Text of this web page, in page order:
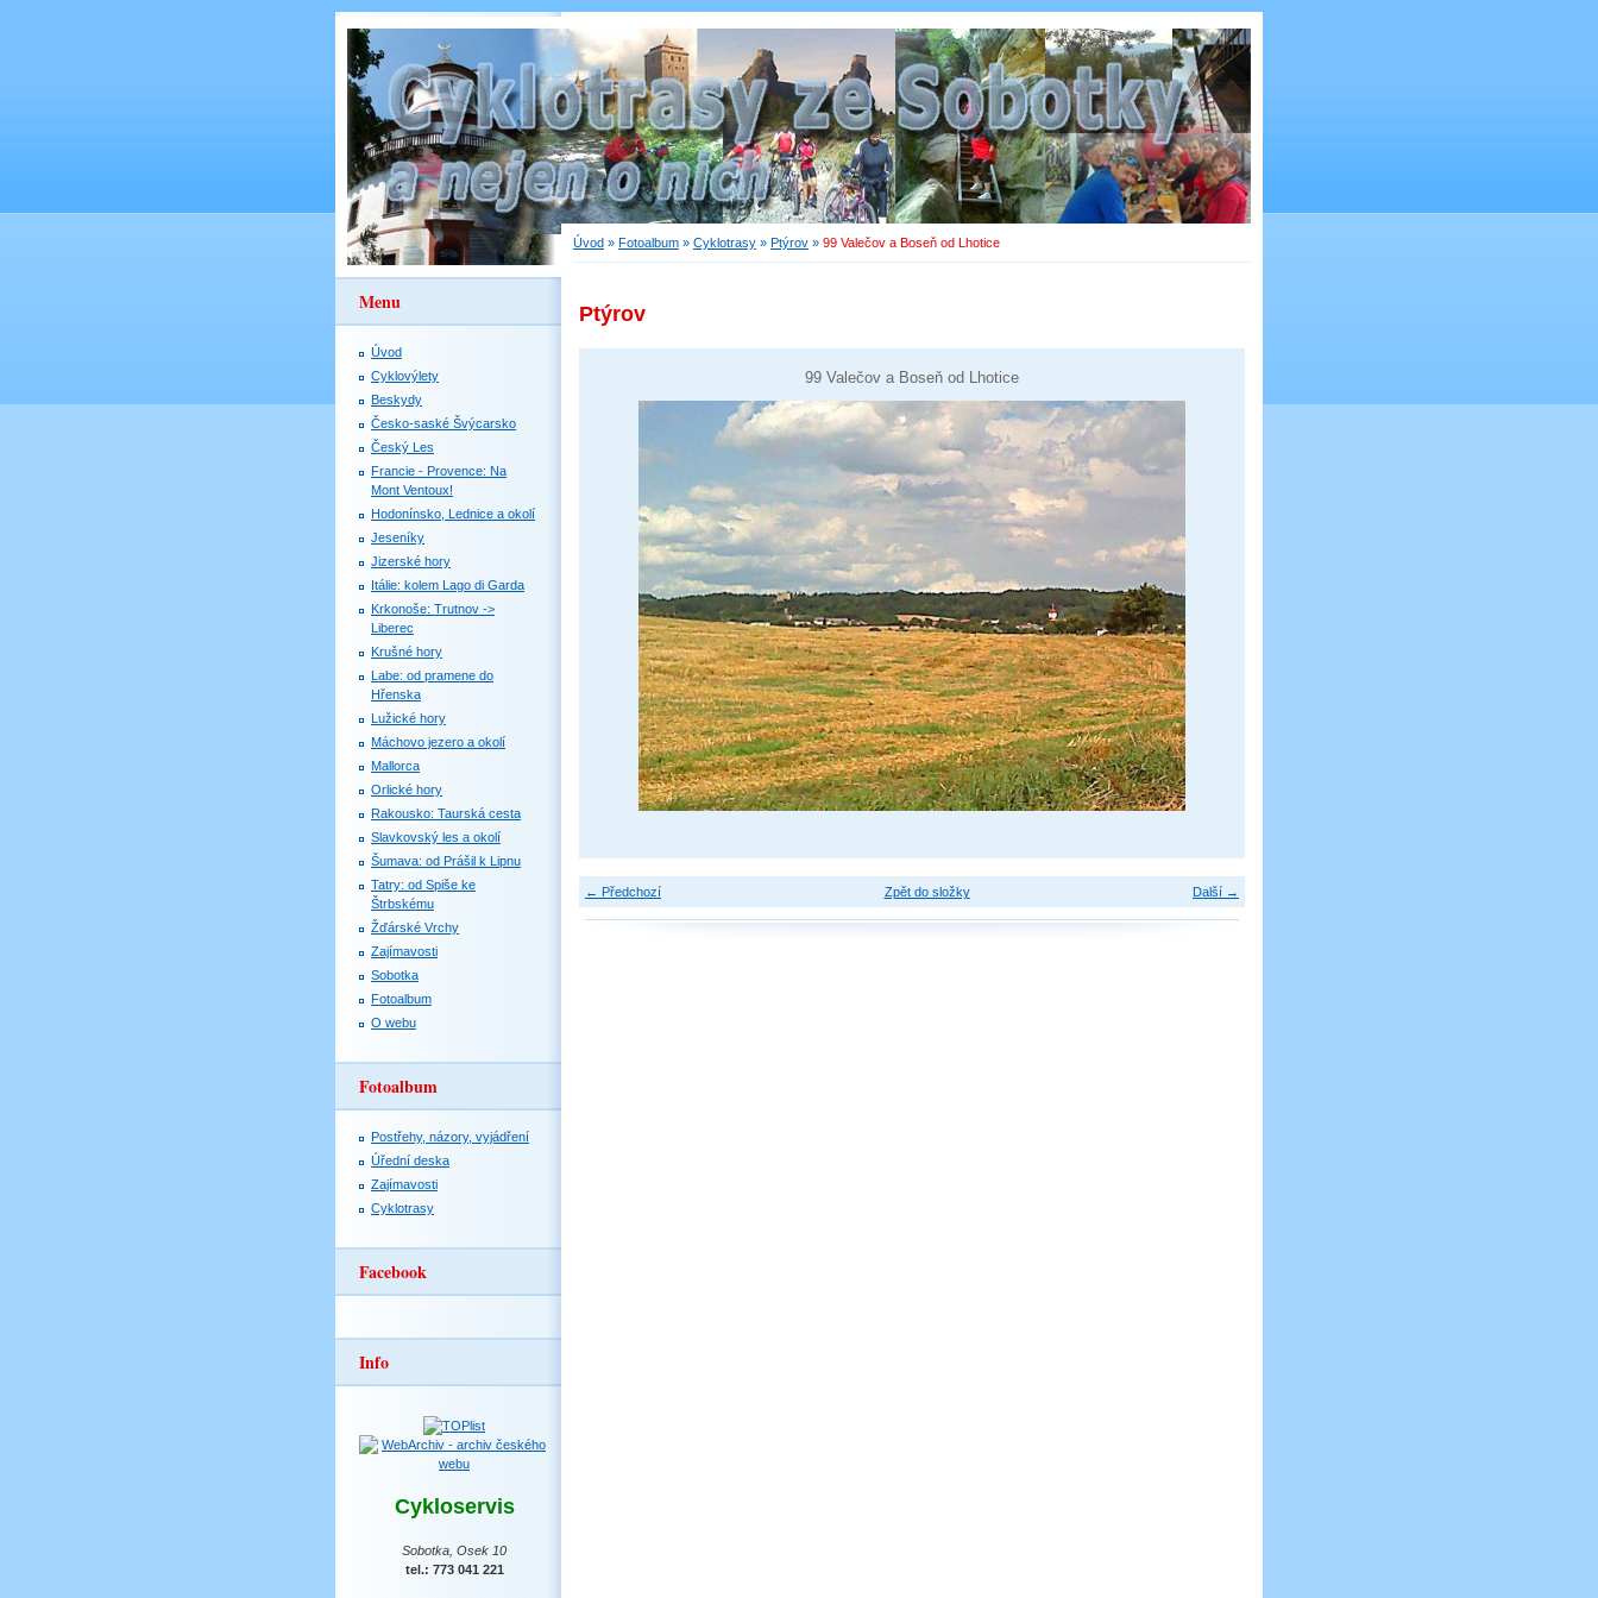
Úvod » Fotoalbum » Cyklotrasy » Ptýrov » 99 Valečov a Boseň od Lhotice
Ptýrov
99 Valečov a Boseň od Lhotice
← Předchozí Další →
Zpět do složky
Menu
Úvod
Cyklovýlety
Beskydy
Česko-saské Švýcarsko
Český Les
Francie - Provence: Na
Mont Ventoux!
Hodonínsko, Lednice a okolí
Jeseníky
Jizerské hory
Itálie: kolem Lago di Garda
Krkonoše: Trutnov ->
Liberec
Krušné hory
Labe: od pramene do
Hřenska
Lužické hory
Máchovo jezero a okolí
Mallorca
Orlické hory
Rakousko: Taurská cesta
Slavkovský les a okolí
Šumava: od Prášil k Lipnu
Tatry: od Spiše ke
Štrbskému
Žďárské Vrchy
Zajímavosti
Sobotka
Fotoalbum
O webu
Fotoalbum
Postřehy, názory, vyjádření
Úřední deska
Zajímavosti
Cyklotrasy
Facebook
Info
Cykloservis
Sobotka, Osek 10
tel.: 773 041 221